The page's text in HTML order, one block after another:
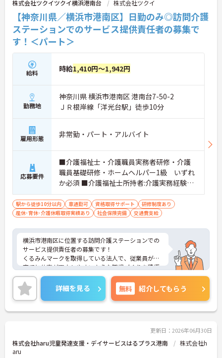
株式会社ツクイツクイ横浜港南台 株式会社ツクイ
【神奈川県／横浜市港南区】日勤のみ◎訪問介護
ステーションでのサービス提供責任者の募集で
す！＜パート＞
給料 時給1,410円～1,942円
勤務地
神奈川県 横浜市港南区 港南台7-50-2
ＪＲ根岸線「洋光台駅」徒歩10分
雇用形態 非常勤・パート・アルバイト
応募要件
■介護福祉士・介護職員実務者研修・介護
職員基礎研修・ホームヘルパー1級 いずれ
か必須 ■介護福祉士所持者:介護実務経験3
年以上 必須 ■介護福祉士以外所持者:介護
実務経験5年以上 必須
駅から徒歩10分以内 車通勤可 資格取得サポート
研修制度あり
産休･育休･介護休暇取得実績あり
社会保険完備 交通費支給
横浜市港南区に位置する訪問介護ステーションでの
サービス提供責任者の募集です！
くるみんマークを取得している法人で、従業員が子
育てと仕事が両立しやすいような職場づくりを積極
的に行っています。
ご興味ある方には、面接対策ポイントなど、さらに
詳細をお話しいたしますのでお気軽にご相談くださ
い！
詳細を見る 無料 紹介してもらう
更新日：2026年06月30日
株式会社haru児童発達支援・デイサービスはるプラス港南
株式会社h
aru